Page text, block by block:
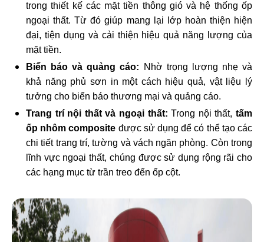
trong thiết kế các mặt tiền thông gió và hệ thống ốp
ngoại thất. Từ đó giúp mang lại lớp hoàn thiện hiện
đại, tiện dụng và cải thiện hiệu quả năng lượng của
mặt tiền.
Biển báo và quảng cáo:
Nhờ trọng lượng nhẹ và
khả năng phủ sơn in một cách hiệu quả, vật liệu lý
tưởng cho biển báo thương mại và quảng cáo.
Trang trí nội thất và ngoại thất:Trong nội thất,tấm
ốp nhôm composite được sử dụng để có thể tạo các
chi tiết trang trí, tường và vách ngăn phòng. Còn trong
lĩnh vực ngoại thất, chúng được sử dụng rộng rãi cho
các hạng mục từ trần treo đến ốp cột.